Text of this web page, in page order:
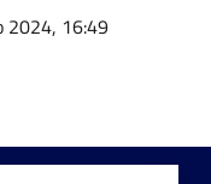
2024, 16:49